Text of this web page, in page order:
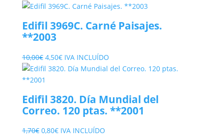
precio
era:
3,65€.
precio
es:
Edifil 3969C. Carné Paisajes.
**2003
10,00€ El
precio
10,00€.
4,50€El
precio
4,50€.
IVA INCLUÍDO
Edifil 3820. Día Mundial del
Correo. 120 ptas. **2001
1,70€ El
0,80€ElIVA INCLUÍDO